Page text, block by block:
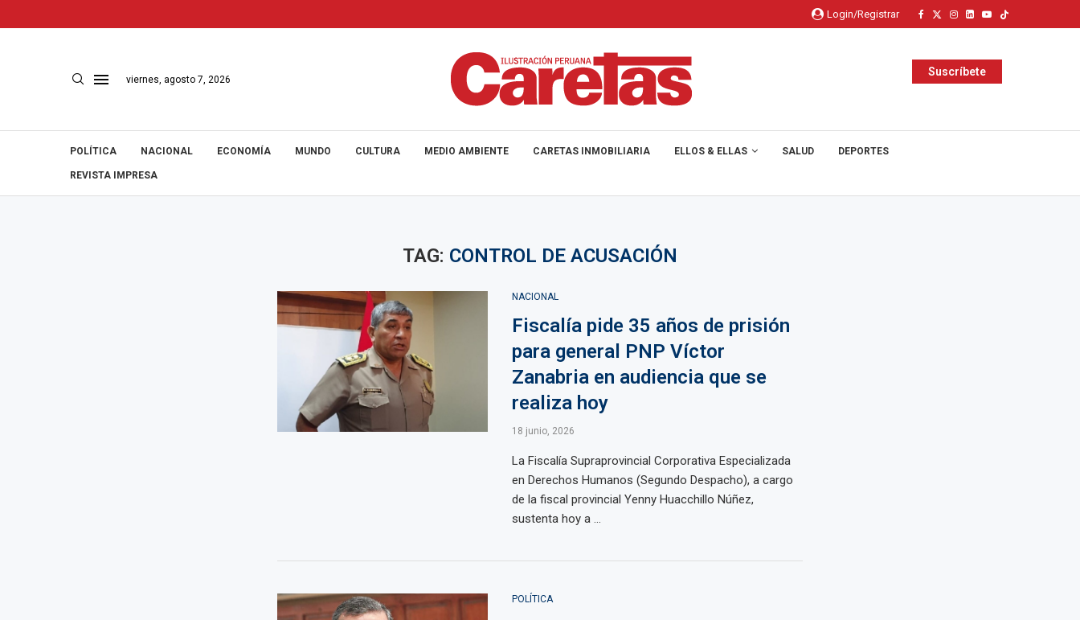
Login/Registrar
viernes, agosto 7, 2026
Suscríbete
POLÍTICA NACIONAL ECONOMÍA MUNDO CULTURA MEDIO AMBIENTE CARETAS INMOBILIARIA ELLOS & ELLAS SALUD DEPORTES
REVISTA IMPRESA
TAG: CONTROL DE ACUSACIÓN
NACIONAL
Fiscalía pide 35 años de prisión
para general PNP Víctor
Zanabria en audiencia que se
realiza hoy
18 junio, 2026
La Fiscalía Supraprovincial Corporativa Especializada
en Derechos Humanos (Segundo Despacho), a cargo
de la fiscal provincial Yenny Huacchillo Núñez,
sustenta hoy a ...
POLÍTICA